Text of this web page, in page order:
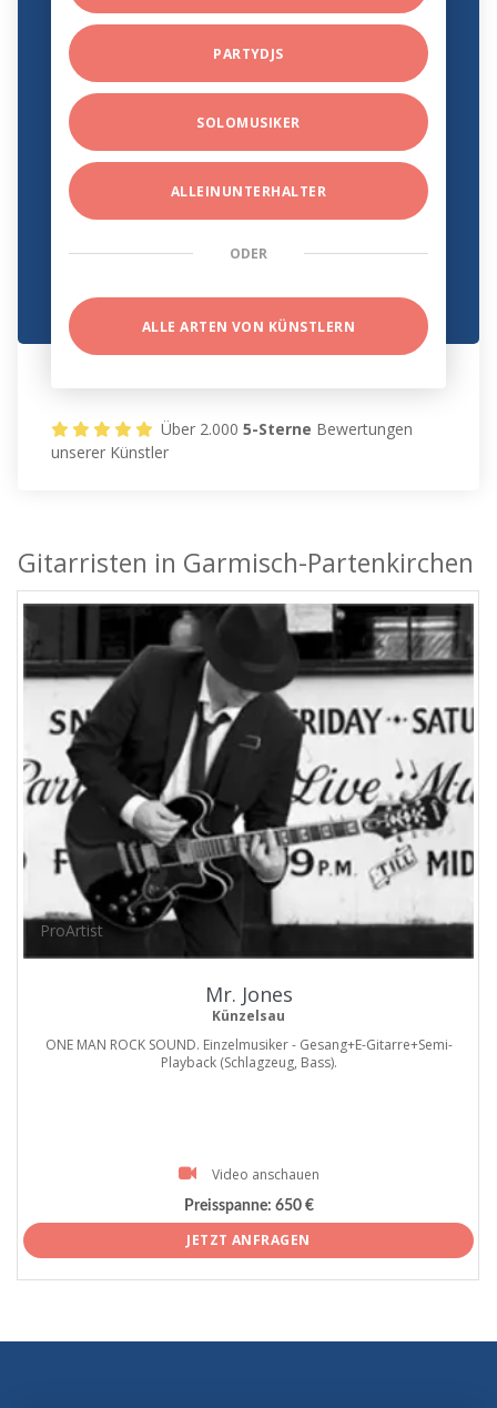
PARTYDJS
SOLOMUSIKER
ALLEINUNTERHALTER
ODER
ALLE ARTEN VON KÜNSTLERN
Über 2.0005-Sterne Bewertungen
unserer Künstler
Gitarristen in Garmisch-Partenkirchen
ProArtist
Mr. Jones
Künzelsau
ONE MAN ROCK SOUND. Einzelmusiker - Gesang+E-Gitarre+Semi-
Playback (Schlagzeug, Bass).
Video anschauen
Preisspanne: 650 €
JETZT ANFRAGEN